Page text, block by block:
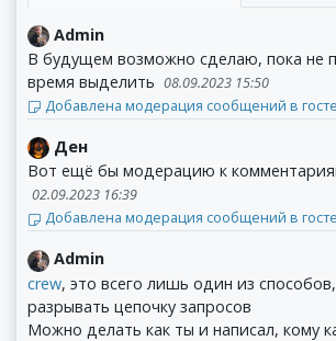
Admin
В будущем возможно сделаю, пока не
время выделить 08.09.2023 15:50
Добавлена модерация сообщений в
Ден
Вот ещё бы модерацию к
02.09.2023 16:39
Добавлена модерация сообщений в
Admin
crew, это всего лишь один из
разрывать цепочку запросов
Можно делать как ты и написал, кому